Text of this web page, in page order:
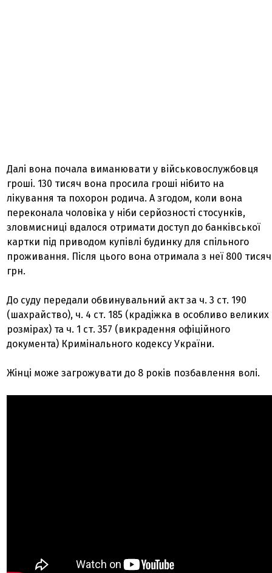
Далі вона почала виманювати у військовослужбовця
гроші. 130 тисяч вона просила гроші нібито на
лікування та похорон родича. А згодом, коли вона
переконала чоловіка у ніби серйозності стосунків,
зловмисниці вдалося отримати доступ до банківської
картки під приводом купівлі будинку для спільного
проживання. Після цього вона отримала з неї 800 тисяч
грн.
До суду передали обвинувальний акт за ч. 3 ст. 190
(шахрайство), ч. 4 ст. 185 (крадіжка в особливо великих
розмірах) та ч. 1 ст. 357 (викрадення офіційного
документа) Кримінального кодексу України.
Жінці може загрожувати до 8 років позбавлення волі.